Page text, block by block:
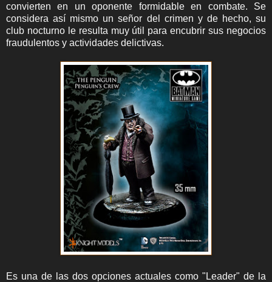
convierten en un oponente formidable en combate. Se
considera así mismo un señor del crimen y de hecho, su
club nocturno le resulta muy útil para encubrir sus negocios
fraudulentos y actividades delictivas.
Es una de las dos opciones actuales como "Leader" de la